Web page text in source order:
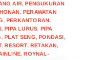
AIR,PENGUKURAN
,PERAWATAN
,PERKANTORAN,
,PIPA LURUS, PIPA
,PLAT SENG,PONDASI,
,RESORT,RETAKAN,
,ROYNAL-